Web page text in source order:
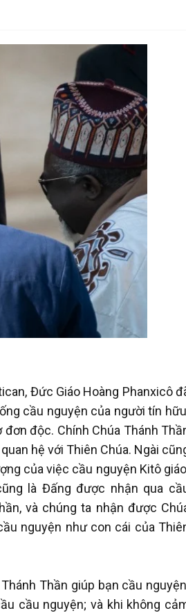
Đức Giáo Hoàng Phanxicô
cầu nguyện của người tín
độc. Chính Chúa Thánh
hệ với Thiên Chúa. Ngài
của việc cầu nguyện Kitô
là Đấng được nhận qua
và chúng ta nhận được
nguyện như con cái của
Thần giúp bạn cầu
cầu nguyện; và khi không